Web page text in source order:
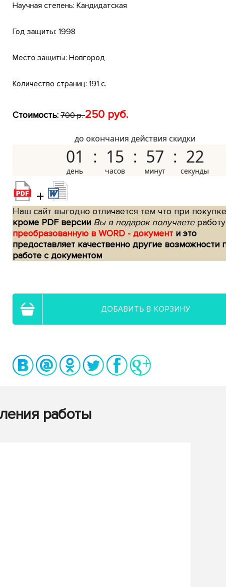
Научная степень: Кандидатская
Год защиты: 1998
Место защиты: Новгород
Количество страниц: 191 с.
Стоимость: 700 р.250 руб.
до окончания действия скидки
01 15 57 21
+
Наш сайт выгодно отличается тем что при
кроме PDF версии Вы в подарок получаетеработу
преобразованную в WORD - документ и это
предоставляет качественно другие возможности
работе с документом
ДОБАВИТЬ В КОРЗИНУ
работы